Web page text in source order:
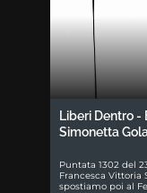
Liberi Dentro -
Simonetta
Puntata 1302 del
Francesca Vittoria
spostiamo poi al